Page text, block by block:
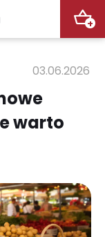
+
03.06.2026
warto